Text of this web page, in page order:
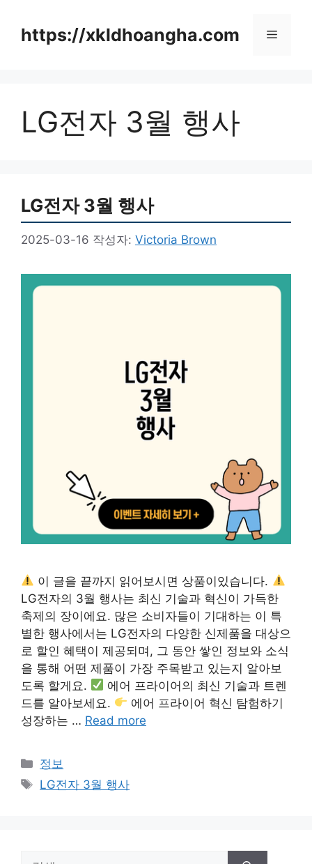
https://xkldhoangha.com 메
LG전자 3월 행사
LG전자 3월 행사
2025-03-16 작성자: Victoria Brown
이 글을 끝까지 읽어보시면 상품이있습니다.
LG전자의 3월 행사는 최신 기술과 혁신이 가득한
축제의 장이에요. 많은 소비자들이 기대하는 이 특
별한 행사에서는 LG전자의 다양한 신제품을 대상으
로 할인 혜택이 제공되며, 그 동안 쌓인 정보와 소식
을 통해 어떤 제품이 가장 주목받고 있는지 알아보
도록 할게요.
에어 프라이어의 최신 기술과 트렌
드를 알아보세요.
에어 프라이어 혁신 탐험하기
성장하는 … Read more
카
테
정보
태
LG전자 3월 행사